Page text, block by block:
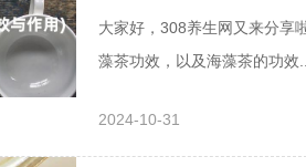
大家好，308养生网又来分享
藻茶功效，以及海藻茶的功效
2024-10-31